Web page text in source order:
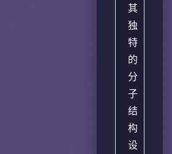
其
独
特
的
分
子
结
构
设